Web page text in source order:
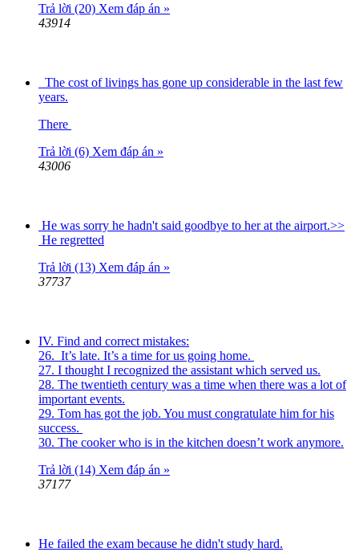
Trả lời (20) Xem đáp án »
43914
The cost of livings has gone up considerable in the last few
years.
There
Trả lời (6) Xem đáp án »
43006
He was sorry he hadn't said goodbye to her at the airport.>>
He regretted
Trả lời (13) Xem đáp án »
37737
IV. Find and correct mistakes:
26. It’s late. It’s a time for us going home.
27. I thought I recognized the assistant which served us.
28. The twentieth century was a time when there was a lot of
important events.
29. Tom has got the job. You must congratulate him for his
success.
30. The cooker who is in the kitchen doesn’t work anymore.
Trả lời (14) Xem đáp án »
37177
He failed the exam because he didn't study hard.